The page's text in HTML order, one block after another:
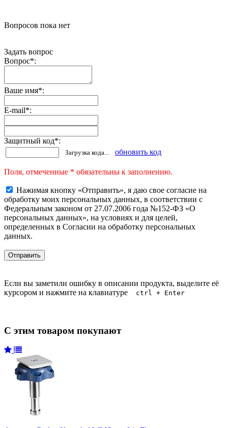
Вопросов пока нет
Задать вопрос
Вопрос*:
Ваше имя*:
E-mail*:
Защитный код*:
Загрузка кода... обновить код
Поля, отмеченные * обязательны к заполнению.
Нажимая кнопку «Отправить», я даю свое согласие на
обработку моих персональных данных, в соответствии с
Федеральным законом от 27.07.2006 года №152-ФЗ «О
персональных данных», на условиях и для целей,
определенных в Согласии на обработку персональных
данных.
Если вы заметили ошибку в описании продукта, выделите её
курсором и нажмите на клавиатуре
ctrl + Enter
С этим товаром покупают